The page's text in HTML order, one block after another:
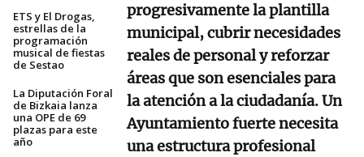
ETS y El Drogas,
estrellas de la
programación
musical de fiestas
de Sestao
La Diputación Foral
de Bizkaia lanza
una OPE de 69
plazas para este
año
progresivamente la plantilla
municipal, cubrir necesidades
reales de personal y reforzar
áreas que son esenciales para
la atención a la ciudadanía. Un
Ayuntamiento fuerte necesita
una estructura profesional